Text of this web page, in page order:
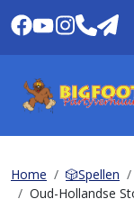
Home 🎲Spellen
Oud-Hollandse